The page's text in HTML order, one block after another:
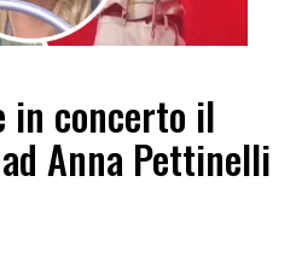
in concerto il
Anna Pettinelli